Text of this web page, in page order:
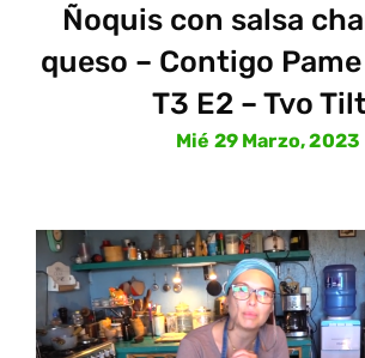
Ñoquis con salsa
queso – Contigo
T3 E2 – Tvo
Mié 29 Marzo, 2023